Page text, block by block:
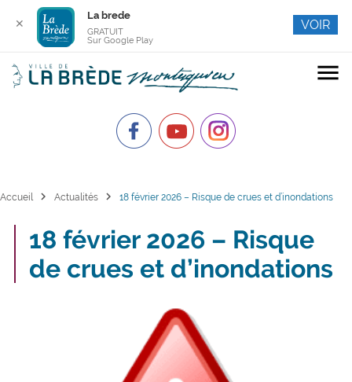
menu
Accueil chevron_right Actualités chevron_right 18 février 2026 – Risque de crues et d’inondations
18 février 2026 – Risque
de crues et d’inondations
✕
La brede
GRATUIT
Sur Google Play
VOIR